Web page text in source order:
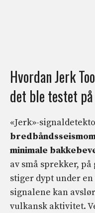
Hvordan Jerk
det ble testet
«Jerk»-
minimale
av små sprekker,
stiger dypt under
signalene kan
vulkansk aktivitet.